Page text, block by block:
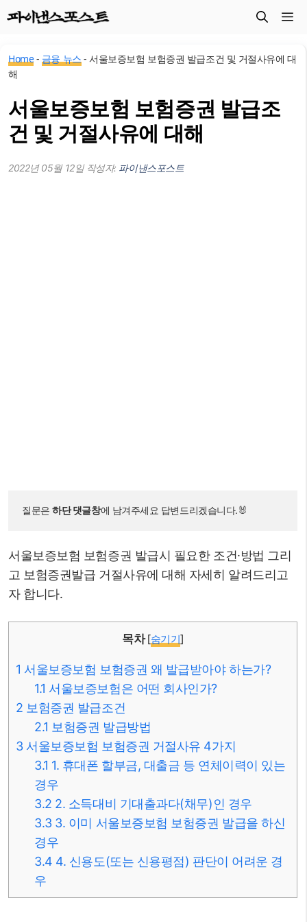
로
뛰
메
Home- 금융 뉴스-서울보증보험 보험증권 발급조건 및 거절사유에 대
해
서울보증보험 보험증권 발급조
건 및 거절사유에 대해
2022년 05월 12일 작성자: 파이낸스포스트
질문은 하단 댓글창에 남겨주세요 답변드리겠습니다.🐰
서울보증보험 보험증권 발급시 필요한 조건·방법 그리
고 보험증권발급 거절사유에 대해 자세히 알려드리고
자 합니다.
목차 [숨기기]
1 서울보증보험 보험증권 왜 발급받아야 하는가?
1.1 서울보증보험은 어떤 회사인가?
2 보험증권 발급조건
2.1 보험증권 발급방법
3서울보증보험 보험증권 거절사유 4가지
3.1 1. 휴대폰 할부금, 대출금 등 연체이력이 있는
경우
3.2 2. 소득대비 기대출과다(채무)인 경우
3.33. 이미 서울보증보험 보험증권 발급을 하신
경우
3.4 4. 신용도(또는 신용평점) 판단이 어려운 경
우